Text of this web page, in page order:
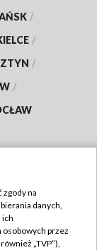
/
/
/
/
zgody na
danych,
ich
przez
„TVP”),